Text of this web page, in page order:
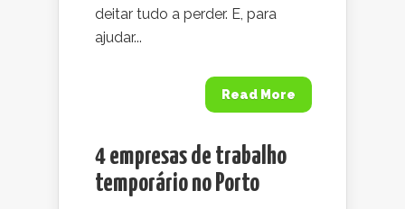
deitar tudo a perder. E, para
ajudar...
Read More
4 empresas de trabalho
temporário no Porto